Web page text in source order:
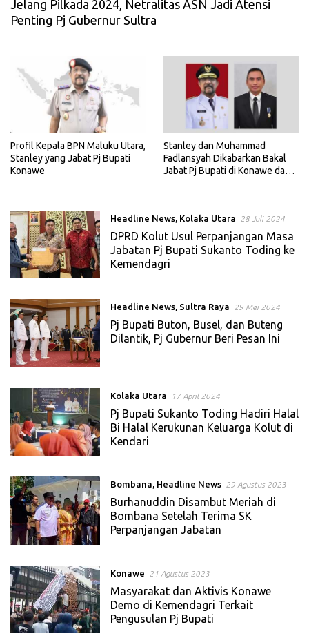
Jelang Pilkada 2024, Netralitas ASN Jadi Atensi
Penting Pj Gubernur Sultra
Profil Kepala BPN Maluku Utara,
Stanley yang Jabat Pj Bupati
Konawe
Stanley dan Muhammad
Fadlansyah Dikabarkan Bakal
Jabat Pj Bupati di Konawe dan
Headline News, Kolaka Utara 28 Juli 2024
DPRD Kolut Usul Perpanjangan Masa
Jabatan Pj Bupati Sukanto Toding ke
Kemendagri
Headline News, Sultra Raya 29 Mei 2024
Pj Bupati Buton, Busel, dan Buteng
Dilantik, Pj Gubernur Beri Pesan Ini
Kolaka Utara 17 April 2024
Pj Bupati Sukanto Toding Hadiri Halal
Bi Halal Kerukunan Keluarga Kolut di
Kendari
Bombana, Headline News 29 Agustus 2023
Burhanuddin Disambut Meriah di
Bombana Setelah Terima SK
Perpanjangan Jabatan
Konawe 21 Agustus 2023
Masyarakat dan Aktivis Konawe
Demo di Kemendagri Terkait
Pengusulan Pj Bupati